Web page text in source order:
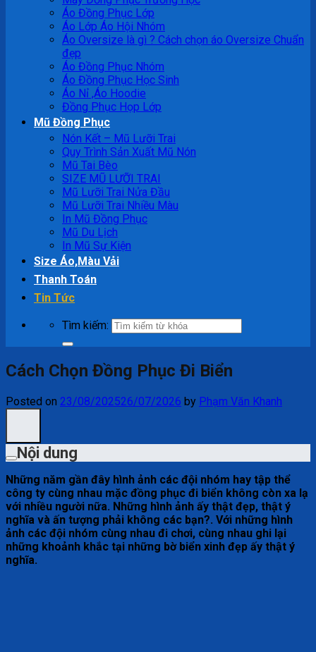
Áo Đồng Phục Lớp
Áo Lớp Áo Hội Nhóm
Áo Oversize là gì ? Cách chọn áo Oversize Chuẩn
đẹp
Áo Đồng Phục Nhóm
Áo Đồng Phục Học Sinh
Áo Nỉ ,Áo Hoodie
Đồng Phục Họp Lớp
Mũ Đồng Phục
Nón Kết – Mũ Lưỡi Trai
Quy Trình Sản Xuất Mũ Nón
Mũ Tai Bèo
SIZE MŨ LƯỠI TRAI
Mũ Lưỡi Trai Nửa Đầu
Mũ Lưỡi Trai Nhiều Màu
In Mũ Đồng Phục
Mũ Du Lịch
In Mũ Sự Kiện
Size Áo,Màu Vải
Thanh Toán
Tin Tức
Tìm kiếm:
Cách Chọn Đồng Phục Đi Biển
Posted on 23/08/202526/07/2026 by Phạm Văn Khanh
Nội dung
Những năm gần đây hình ảnh các đội nhóm hay tập thể
công ty cùng nhau mặc đồng phục đi biển không còn xa lạ
với nhiều người nữa. Những hình ảnh ấy thật đẹp, thật ý
nghĩa và ấn tượng phải không các bạn?. Với những hình
ảnh các đội nhóm cùng nhau đi chơi, cùng nhau ghi lại
những khoảnh khắc tại những bờ biển xinh đẹp ấy thật ý
nghĩa.